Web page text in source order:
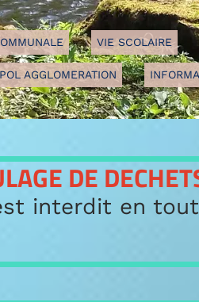
VIE SCOLAIRE VIE
INFORMATIONS
DE DECHETS
en tout